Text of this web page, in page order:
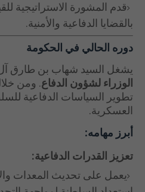
قدم المشورة الاستراتيجية
بالقضايا الدفاعية والأمنية.
دوره الحالي في الحكومة
يشغل السيد شهاب بن طارق
الوزراء لشؤون الدفاع. ومن
تطوير السياسات الدفاعية
العسكرية.
أبرز مهامه:
تعزيز القدرات الدفاعية:
يعمل على تحديث المعدات